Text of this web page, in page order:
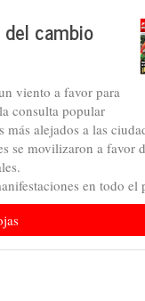
del cambio
viento a favor para
consulta popular
más alejados a las
se movilizaron a favor
en todo el